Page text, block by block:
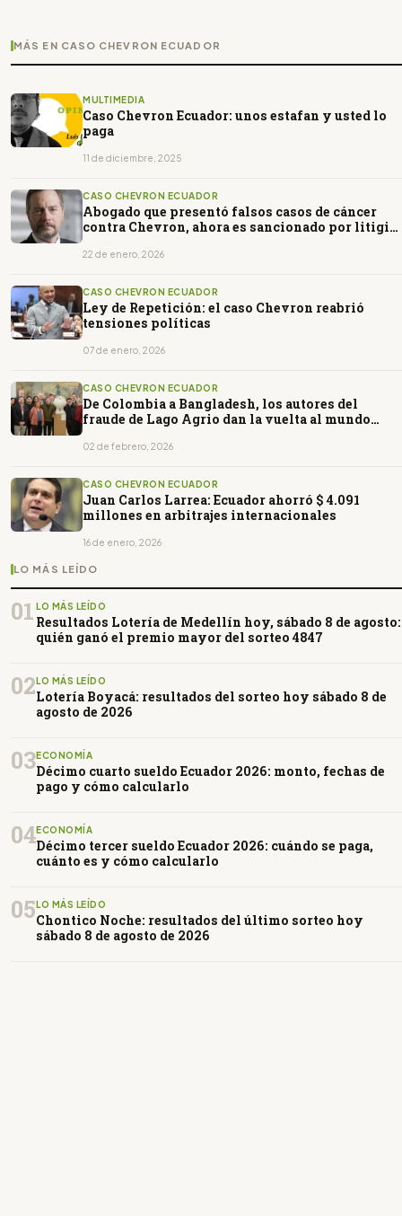
MÁS EN CASO CHEVRON ECUADOR
MULTIMEDIA
Caso Chevron Ecuador: unos estafan y usted lo
paga
11 de diciembre, 2025
CASO CHEVRON ECUADOR
Abogado que presentó falsos casos de cáncer
contra Chevron, ahora es sancionado por litigio
22 de enero, 2026
CASO CHEVRON ECUADOR
Ley de Repetición: el caso Chevron reabrió
tensiones políticas
07 de enero, 2026
CASO CHEVRON ECUADOR
De Colombia a Bangladesh, los autores del
fraude de Lago Agrio dan la vuelta al mundo
02 de febrero, 2026
CASO CHEVRON ECUADOR
Juan Carlos Larrea: Ecuador ahorró $ 4.091
millones en arbitrajes internacionales
16 de enero, 2026
LO MÁS LEÍDO
01 LO MÁS LEÍDO
Resultados Lotería de Medellín hoy, sábado 8 de agosto:
quién ganó el premio mayor del sorteo 4847
02 LO MÁS LEÍDO
Lotería Boyacá: resultados del sorteo hoy sábado 8 de
agosto de 2026
03ECONOMÍA
Décimo cuarto sueldo Ecuador 2026: monto, fechas de
pago y cómo calcularlo
04ECONOMÍA
Décimo tercer sueldo Ecuador 2026: cuándo se paga,
cuánto es y cómo calcularlo
05 LO MÁS LEÍDO
Chontico Noche: resultados del último sorteo hoy
sábado 8 de agosto de 2026